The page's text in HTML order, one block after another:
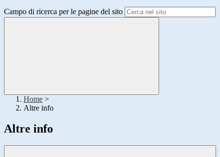
Campo di ricerca per le pagine del sito
Home >
Altre info
Altre info